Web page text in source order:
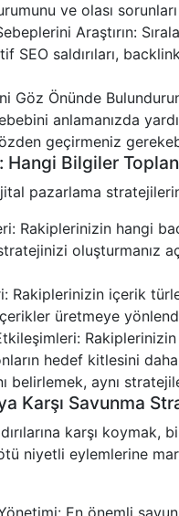
ve olası
Araştırın:
SEO saldırıları,
Göz Önünde
anlamanızda
geçirmeniz
Hangi Bilgiler
pazarlama
Rakiplerinizin hangi
oluşturmanız
Rakiplerinizin içerik
üretmeye
Rakiplerinizin
hedef kitlesini
belirlemek, aynı
Karşı Savunma
karşı
niyetli eylemlerine
En önemli